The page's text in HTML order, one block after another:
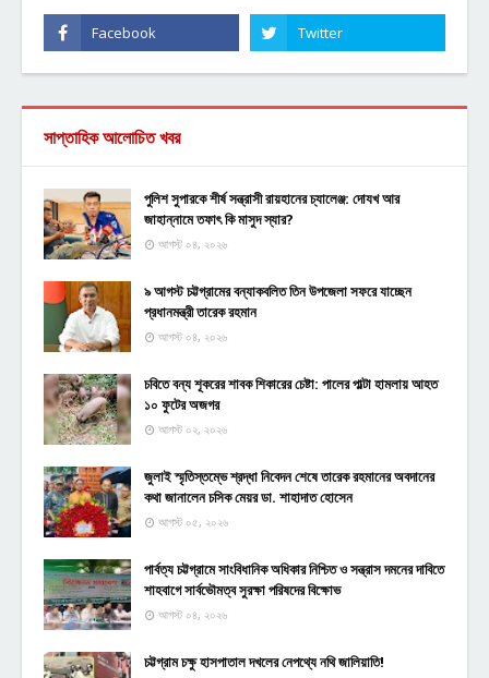
সাপ্তাহিক আলোচিত খবর
পুলিশ সুপারকে শীর্ষ সন্ত্রাসী রায়হানের চ্যালেঞ্জ: দোযখ আর
জাহান্নামে তফাৎ কি মাসুদ স্যার?
আগস্ট ০৪, ২০২৬
৯ আগস্ট চট্টগ্রামের বন্যাকবলিত তিন উপজেলা সফরে যাচ্ছেন
প্রধানমন্ত্রী তারেক রহমান
আগস্ট ০৪, ২০২৬
চবিতে বন্য শূকরের শাবক শিকারের চেষ্টা: পালের পাল্টা হামলায় আহত
১০ ফুটের অজগর
আগস্ট ০২, ২০২৬
জুলাই স্মৃতিস্তম্ভে শ্রদ্ধা নিবেদন শেষে তারেক রহমানের অবদানের
কথা জানালেন চসিক মেয়র ডা. শাহাদাত হোসেন
আগস্ট ০৫, ২০২৬
পার্বত্য চট্টগ্রামে সাংবিধানিক অধিকার নিশ্চিত ও সন্ত্রাস দমনের দাবিতে
শাহবাগে সার্বভৌমত্ব সুরক্ষা পরিষদের বিক্ষোভ
আগস্ট ০৪, ২০২৬
চট্টগ্রাম চক্ষু হাসপাতাল দখলের নেপথ্যে নথি জালিয়াতি!